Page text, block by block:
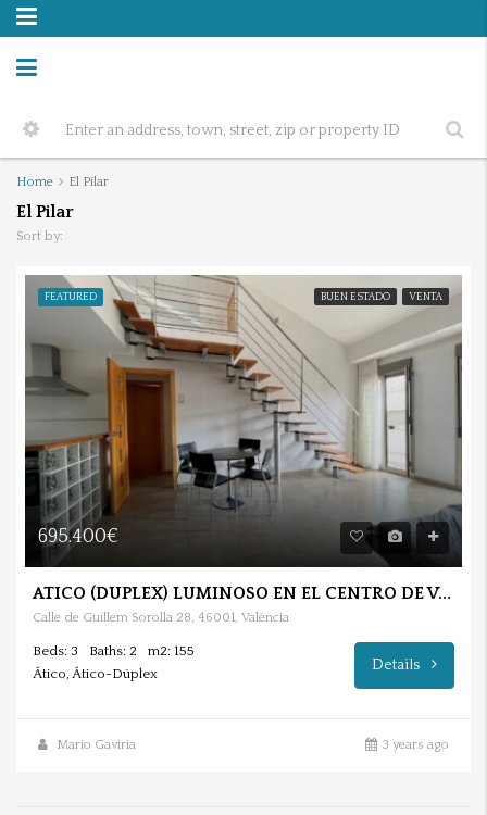
Home El Pilar
El Pilar
Sort by:
FEATURED BUEN ESTADO VENTA
695.400€
ATICO (DUPLEX) LUMINOSO EN EL CENTRO DE VALENCIA.
Calle de Guillem Sorolla 28, 46001, València
Beds: 3 Baths: 2
m2: 155
Ático, Ático-Dúplex
Details
Mario Gaviria 3 years ago